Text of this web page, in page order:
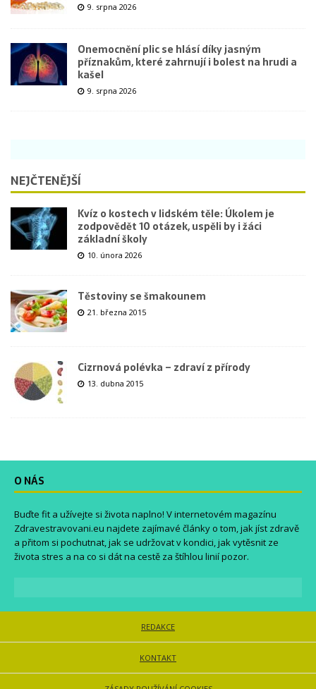
9. srpna 2026
Onemocnění plic se hlásí díky jasným
příznakům, které zahrnují i bolest na hrudi a
kašel
9. srpna 2026
NEJČTENĚJŠÍ
Kvíz o kostech v lidském těle: Úkolem je
zodpovědět 10 otázek, uspěli by i žáci
základní školy
10. února 2026
Těstoviny se šmakounem
21. března 2015
Cizrnová polévka – zdraví z přírody
13. dubna 2015
O NÁS
Buďte fit a užívejte si života naplno! V internetovém magazínu
Zdravestravovani.eu najdete zajímavé články o tom, jak jíst zdravě
a přitom si pochutnat, jak se udržovat v kondici, jak vytěsnit ze
života stres a na co si dát na cestě za štíhlou linií pozor.
REDAKCE
KONTAKT